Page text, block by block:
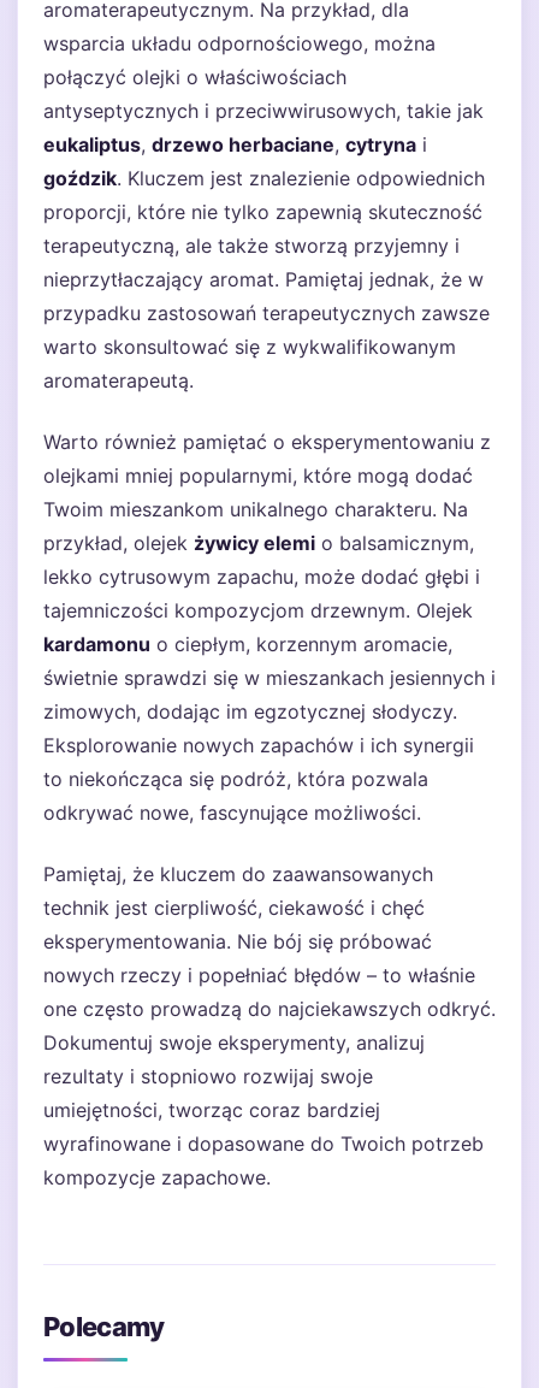
aromaterapeutycznym. Na przykład, dla
wsparcia układu odpornościowego, można
połączyć olejki o właściwościach
antyseptycznych i przeciwwirusowych, takie jak
eukaliptus, drzewo herbaciane, cytryna i
goździk. Kluczem jest znalezienie odpowiednich
proporcji, które nie tylko zapewnią skuteczność
terapeutyczną, ale także stworzą przyjemny i
nieprzytłaczający aromat. Pamiętaj jednak, że w
przypadku zastosowań terapeutycznych zawsze
warto skonsultować się z wykwalifikowanym
aromaterapeutą.
Warto również pamiętać o eksperymentowaniu z
olejkami mniej popularnymi, które mogą dodać
Twoim mieszankom unikalnego charakteru. Na
przykład, olejek żywicy elemi o balsamicznym,
lekko cytrusowym zapachu, może dodać głębi i
tajemniczości kompozycjom drzewnym. Olejek
kardamonu o ciepłym, korzennym aromacie,
świetnie sprawdzi się w mieszankach jesiennych i
zimowych, dodając im egzotycznej słodyczy.
Eksplorowanie nowych zapachów i ich synergii
to niekończąca się podróż, która pozwala
odkrywać nowe, fascynujące możliwości.
Pamiętaj, że kluczem do zaawansowanych
technik jest cierpliwość, ciekawość i chęć
eksperymentowania. Nie bój się próbować
nowych rzeczy i popełniać błędów – to właśnie
one często prowadzą do najciekawszych odkryć.
Dokumentuj swoje eksperymenty, analizuj
rezultaty i stopniowo rozwijaj swoje
umiejętności, tworząc coraz bardziej
wyrafinowane i dopasowane do Twoich potrzeb
kompozycje zapachowe.
Polecamy